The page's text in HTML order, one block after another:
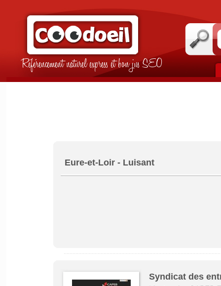
Référencement naturel express et bon jus SEO
Eure-et-Loir - Luisant
Syndicat des